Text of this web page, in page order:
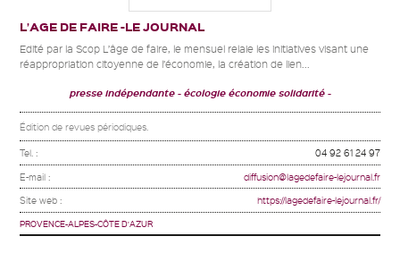
L’AGE DE FAIRE -LE JOURNAL
Edité par la Scop L’âge de faire, le mensuel relaie les initiatives visant une
réappropriation citoyenne de l’économie, la création de lien...
presse indépendante écologie économie solidarité
Édition de revues périodiques.
Tel. : 04 92 61 24 97
E-mail : diffusion@lagedefaire-lejournal.fr
Site web : https://lagedefaire-lejournal.fr/
PROVENCE-ALPES-CÔTE D'AZUR